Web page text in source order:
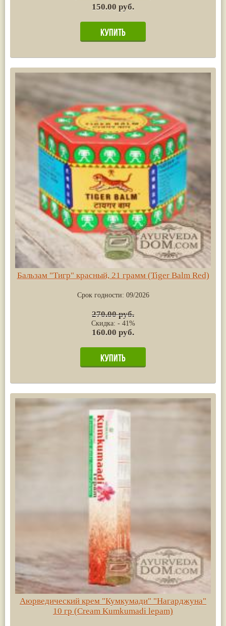
150.00 руб.
Бальзам "Тигр" красный, 21 грамм (Tiger Balm Red)
Срок годности: 09/2026
270.00 руб.
Скидка: - 41%
160.00 руб.
Аюрведический крем "Кумкумади" "Нагарджуна"
10 гр (Cream Kumkumadi lepam)